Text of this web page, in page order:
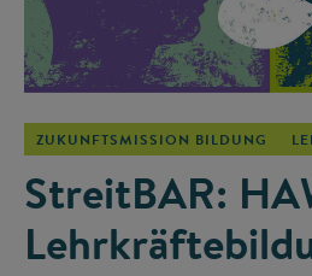
ZUKUNFTSMISSION BILDUNG
StreitBAR: